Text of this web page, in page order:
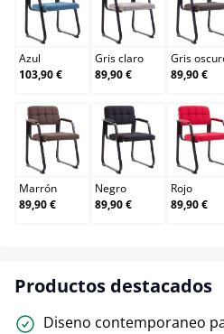
Azul
Azul
103,90 €
Gris claro
Gris claro
89,90 €
Gris
89,90 €
Marrón
Marrón
89,90 €
Negro
Negro
89,90 €
Rojo
89,90 €
Productos destacados
Diseno contemporaneo